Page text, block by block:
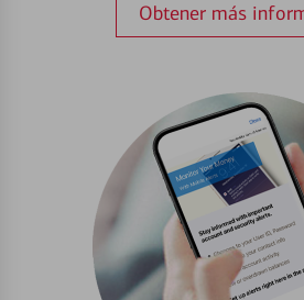
Obtener más